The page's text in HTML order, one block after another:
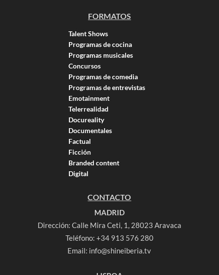
FORMATOS
Talent Shows
Programas de cocina
Programas musicales
Concursos
Programas de comedia
Programas de entrevistas
Emotainment
Telerrealidad
Docureality
Documentales
Factual
Ficción
Branded content
Digital
CONTACTO
MADRID
Dirección: Calle Mira Ceti, 1, 28023 Aravaca
Teléfono: +34 913 576 280
Email: info@shineiberia.tv